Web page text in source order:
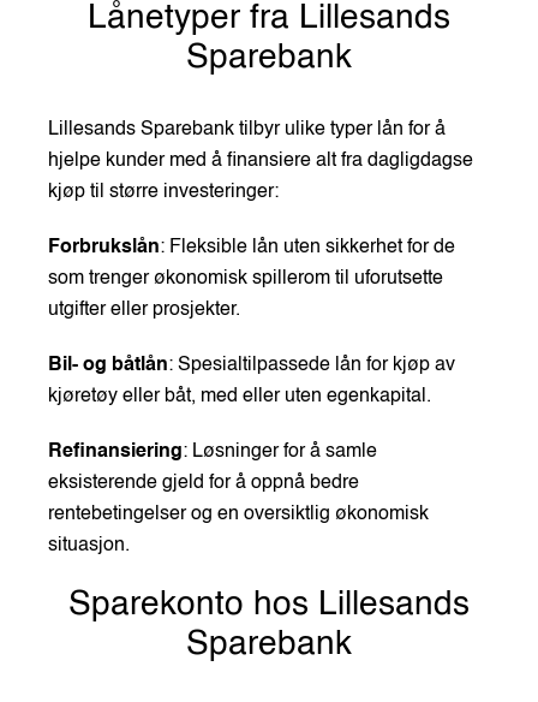
Lånetyper fra Lillesands
Sparebank
Lillesands Sparebank tilbyr ulike typer lån for å
hjelpe kunder med å finansiere alt fra dagligdagse
kjøp til større investeringer:
Forbrukslån: Fleksible lån uten sikkerhet for de
som trenger økonomisk spillerom til uforutsette
utgifter eller prosjekter.
Bil- og båtlån: Spesialtilpassede lån for kjøp av
kjøretøy eller båt, med eller uten egenkapital.
Refinansiering: Løsninger for å samle
eksisterende gjeld for å oppnå bedre
rentebetingelser og en oversiktlig økonomisk
situasjon.
Sparekonto hos Lillesands
Sparebank